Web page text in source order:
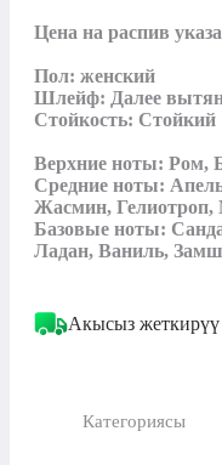
Цена на распив
Пол: женский
Шлейф: Далее
Стойкость: Cтойкий
Верхние ноты: Ром,
Средние ноты:
Жасмин, Гелиотроп,
Базовые ноты:
Ладан, Ваниль,
Акысыз жеткирүү
Категориясы